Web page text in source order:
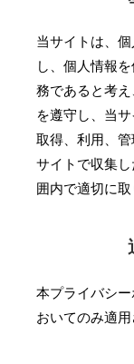
当サイトは、
し、個人情報
務であると考
を遵守し、当
取得、利用、
サイトで収集
囲内で適切に取
本プライバシ
おいてのみ適用